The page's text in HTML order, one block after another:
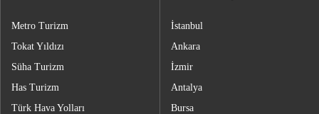
Metro Turizm
Tokat Yıldızı
Süha Turizm
Has Turizm
Türk Hava Yolları
İstanbul
Ankara
İzmir
Antalya
Bursa